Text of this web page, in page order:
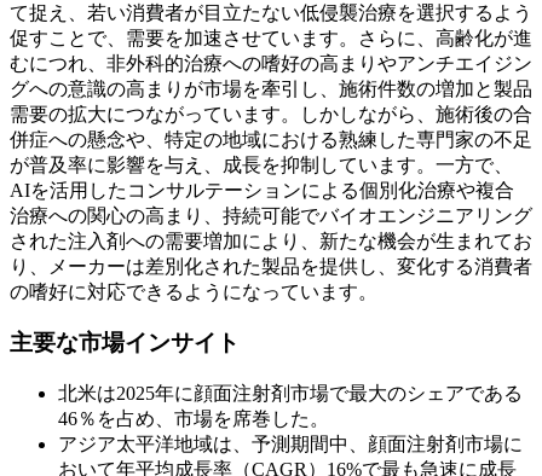
て捉え、若い消費者が目立たない低侵襲治療を選択するよう
促すことで、需要を加速させています。さらに、高齢化が進
むにつれ、非外科的治療への嗜好の高まりやアンチエイジン
グへの意識の高まりが市場を牽引し、施術件数の増加と製品
需要の拡大につながっています。しかしながら、施術後の合
併症への懸念や、特定の地域における熟練した専門家の不足
が普及率に影響を与え、成長を抑制しています。一方で、
AIを活用したコンサルテーションによる個別化治療や複合
治療への関心の高まり、持続可能でバイオエンジニアリング
された注入剤への需要増加により、新たな機会が生まれてお
り、メーカーは差別化された製品を提供し、変化する消費者
の嗜好に対応できるようになっています。
主要な市場インサイト
北米は2025年に顔面注射剤市場で最大のシェアである
46％を占め、市場を席巻した。
アジア太平洋地域は、予測期間中、顔面注射剤市場に
おいて年平均成長率（CAGR）16%で最も急速に成長